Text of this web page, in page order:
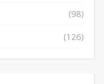
(98)
(126)